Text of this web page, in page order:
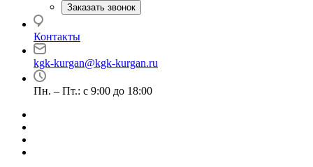
Заказать звонок
Контакты
kgk-kurgan@kgk-kurgan.ru
Пн. – Пт.: с 9:00 до 18:00